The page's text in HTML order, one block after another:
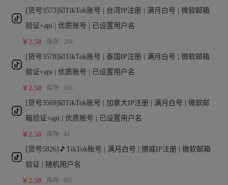
[货号3573]☑️TikTok账号 | 台湾IP注册 | 满月白号 | 微软邮箱
验证+api | 优质账号 | 已设置用户名
￥2.50 库存: 294
[货号3578]☑️TikTok账号 | 泰国IP注册 | 满月白号 | 微软邮箱
验证+api | 优质账号 | 已设置用户名
￥2.50 库存: 266
[货号3569]☑️TikTok账号 | 加拿大IP注册 | 满月白号 | 微软邮
箱验证+api | 优质账号 | 已设置用户名
￥2.50 库存: 44
[货号5826]🎵TikTok账号 | 满月白号 | 挪威IP注册 | 微软邮箱
验证 | 随机用户名
￥2.50 库存: 867